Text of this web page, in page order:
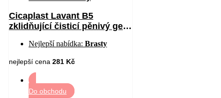
Cicaplast Lavant B5
zklidňující čisticí pěnivý gel
Nejlepší nabídka: Brasty
nejlepší cena 281 Kč
Do obchodu